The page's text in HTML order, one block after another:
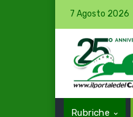
7 Agosto 2026
Rubriche